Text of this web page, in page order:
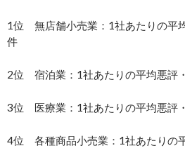
1位 無店舗小売業：1社あたりの平
件
2位 宿泊業：1社あたりの平均悪評
3位 医療業：1社あたりの平均悪評
4位 各種商品小売業：1社あたりの